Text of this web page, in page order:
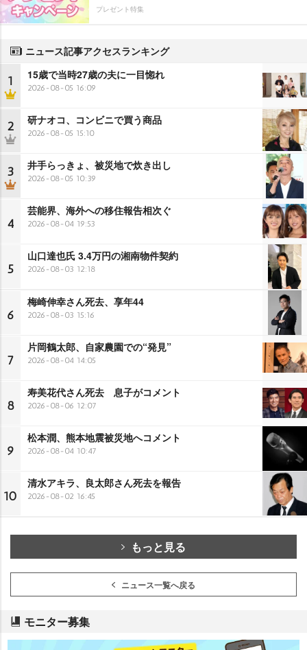
プレゼント特集
ニュース記事アクセスランキング
1 15歳で当時27歳の夫に一目惚れ
2026-08-05 16:09
2 研ナオコ、コンビニで買う商品
2026-08-05 15:10
3 井手らっきょ、被災地で炊き出し
2026-08-05 10:39
4
芸能界、海外への移住報告相次ぐ
2026-08-04 19:53
5
山口達也氏 3.4万円の湘南物件契約
2026-08-03 12:18
6
梅崎伸幸さん死去、享年44
2026-08-03 15:16
7
片岡鶴太郎、自家農園での“発見”
2026-08-04 14:05
8
寿美花代さん死去 息子がコメント
2026-08-06 12:07
9
松本潤、熊本地震被災地へコメント
2026-08-04 10:47
10
清水アキラ、良太郎さん死去を報告
2026-08-02 16:45
もっと見る
ニュース一覧へ戻る
モニター募集